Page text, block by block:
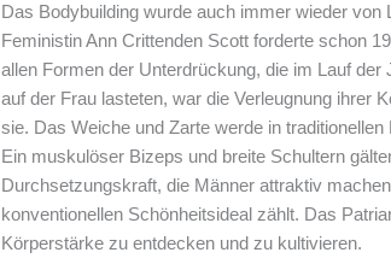
Das Bodybuilding wurde auch immer wieder
Feministin Ann Crittenden Scott forderte schon
allen Formen der Unterdrückung, die im Lauf
auf der Frau lasteten, war die Verleugnung ihrer
sie. Das Weiche und Zarte werde in
Ein muskulöser Bizeps und breite Schultern
Durchsetzungskraft, die Männer attraktiv
konventionellen Schönheitsideal zählt. Das
Körperstärke zu entdecken und zu kultivieren.